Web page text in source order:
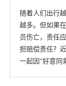
随着人们出行
越多。但如果
员伤亡，责任
担赔偿责任？
一起因“好意同